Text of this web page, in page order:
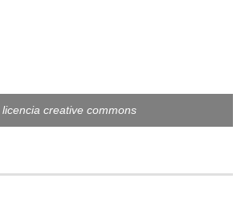
licencia creative commons